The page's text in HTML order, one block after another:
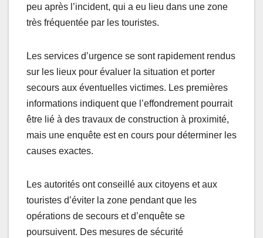
peu après l’incident, qui a eu lieu dans une zone
très fréquentée par les touristes.
Les services d’urgence se sont rapidement rendus
sur les lieux pour évaluer la situation et porter
secours aux éventuelles victimes. Les premières
informations indiquent que l’effondrement pourrait
être lié à des travaux de construction à proximité,
mais une enquête est en cours pour déterminer les
causes exactes.
Les autorités ont conseillé aux citoyens et aux
touristes d’éviter la zone pendant que les
opérations de secours et d’enquête se
poursuivent. Des mesures de sécurité